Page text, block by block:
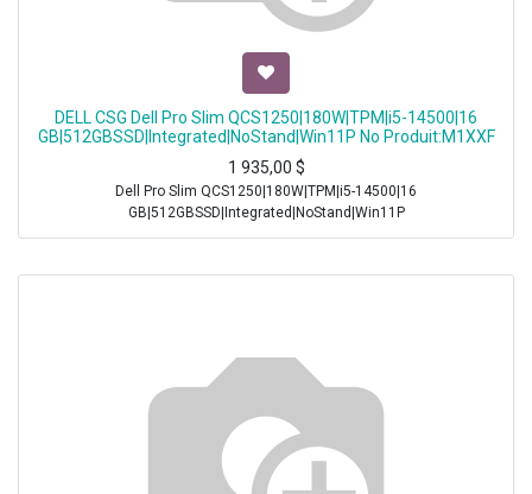
DELL CSG Dell Pro Slim QCS1250|180W|TPM|i5-14500|16
GB|512GBSSD|Integrated|NoStand|Win11P No Produit:M1XXF
1 935,00 $
Dell Pro Slim QCS1250|180W|TPM|i5-14500|16
GB|512GBSSD|Integrated|NoStand|Win11P